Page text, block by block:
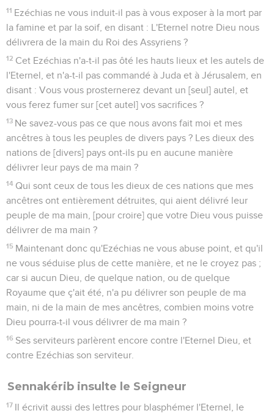
11 Ezéchias ne vous induit-il pas à vous exposer à la mort par
la famine et par la soif, en disant : L'Eternel notre Dieu nous
délivrera de la main du Roi des Assyriens ?
12 Cet Ezéchias n'a-t-il pas ôté les hauts lieux et les autels de
l'Eternel, et n'a-t-il pas commandé à Juda et à Jérusalem, en
disant : Vous vous prosternerez devant un [seul] autel, et
vous ferez fumer sur [cet autel] vos sacrifices ?
13 Ne savez-vous pas ce que nous avons fait moi et mes
ancêtres à tous les peuples de divers pays ? Les dieux des
nations de [divers] pays ont-ils pu en aucune manière
délivrer leur pays de ma main ?
14 Qui sont ceux de tous les dieux de ces nations que mes
ancêtres ont entièrement détruites, qui aient délivré leur
peuple de ma main, [pour croire] que votre Dieu vous puisse
délivrer de ma main ?
15 Maintenant donc qu'Ezéchias ne vous abuse point, et qu'il
ne vous séduise plus de cette manière, et ne le croyez pas ;
car si aucun Dieu, de quelque nation, ou de quelque
Royaume que ç'ait été, n'a pu délivrer son peuple de ma
main, ni de la main de mes ancêtres, combien moins votre
Dieu pourra-t-il vous délivrer de ma main ?
16 Ses serviteurs parlèrent encore contre l'Eternel Dieu, et
contre Ezéchias son serviteur.
Sennakérib insulte le Seigneur
17 Il écrivit aussi des lettres pour blasphémer l'Eternel, le